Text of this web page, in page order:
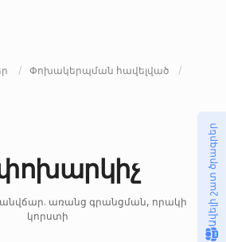
Փոխակերպման հավելված
առանց գրանցման, որակի
կորստի
Ավելի շատ ծրագրեր